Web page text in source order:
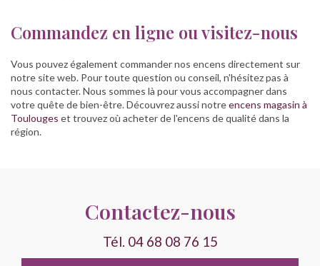
Commandez en ligne ou visitez-nous
Vous pouvez également commander nos encens directement sur
notre site web. Pour toute question ou conseil, n'hésitez pas à
nous contacter. Nous sommes là pour vous accompagner dans
votre quête de bien-être. Découvrez aussi notreencens magasin à
Toulouges et trouvez où acheter de l'encens de qualité dans la
région.
Contactez-nous
Tél. 04 68 08 76 15